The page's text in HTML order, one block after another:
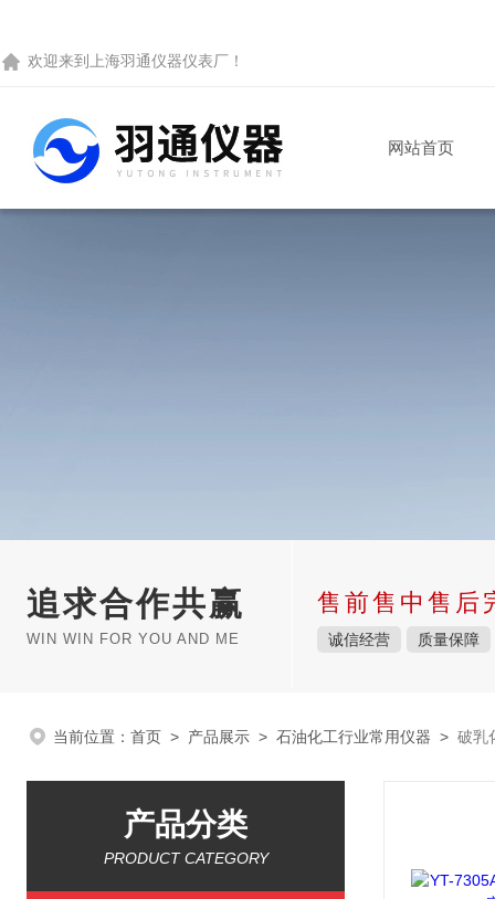
欢迎来到 上海羽通仪器仪表厂 ！
网站首页
追求合作共赢
WIN WIN FOR YOU AND ME
售前售中售后
诚信经营 质量保障
当前位置： 首页 > 产品展示 > 石油化工行业常用仪器 > 破乳
产品分类
PRODUCT CATEGORY